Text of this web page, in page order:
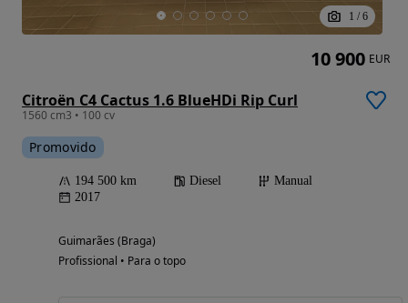
1 / 6
Citroën C4 Cactus 1.6 BlueHDi Rip Curl
1560 cm3 • 100 cv
Promovido
194 500 km Diesel
Manual
2017
Guimarães (Braga)
Profissional • Para o topo
10 900 EUR